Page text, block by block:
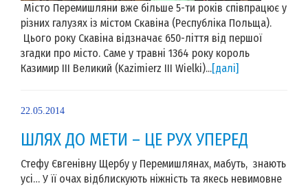
Місто Перемишляни вже більше 5-ти років співпрацює у
різних галузях із містом Скавіна (Республіка Польща).
Цього року Скавіна відзначає 650-ліття від першої
згадки про місто. Саме у травні 1364 року король
Казимир ІІІ Великий (Kazimierz III Wielki)...[далі]
22.05.2014
ШЛЯХ ДО МЕТИ – ЦЕ РУХ УПЕРЕД
Стефу Євгенівну Щербу у Перемишлянах, мабуть, знають
усі… У її очах відблискують ніжність та якесь невимовне